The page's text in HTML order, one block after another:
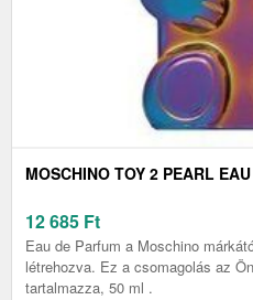
MOSCHINO TOY 2 PEARL
12 685 Ft
Eau de Parfum a Moschino
létrehozva. Ez a csomagolás az
tartalmazza, 50 ml .